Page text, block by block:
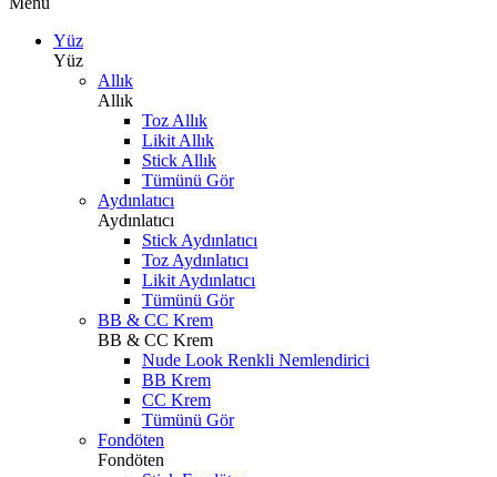
Yüz
Yüz
Allık
Allık
Toz Allık
Likit Allık
Stick Allık
Tümünü Gör
Aydınlatıcı
Aydınlatıcı
Stick Aydınlatıcı
Toz Aydınlatıcı
Likit Aydınlatıcı
Tümünü Gör
BB & CC Krem
BB & CC Krem
Nude Look Renkli Nemlendirici
BB Krem
CC Krem
Tümünü Gör
Fondöten
Fondöten